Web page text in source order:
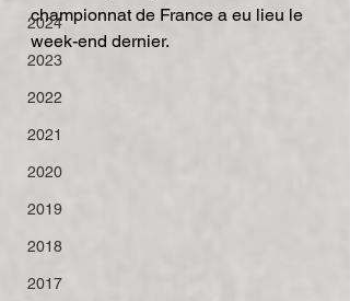
2024
2023
2022
2021
2020
2019
2018
2017
championnat de France a eu lieu le
week-end dernier.